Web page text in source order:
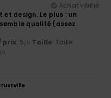
Achat vérifié
design. Le plus : un
qualité (assez
prix: 5/5 Taille: Taille
/5